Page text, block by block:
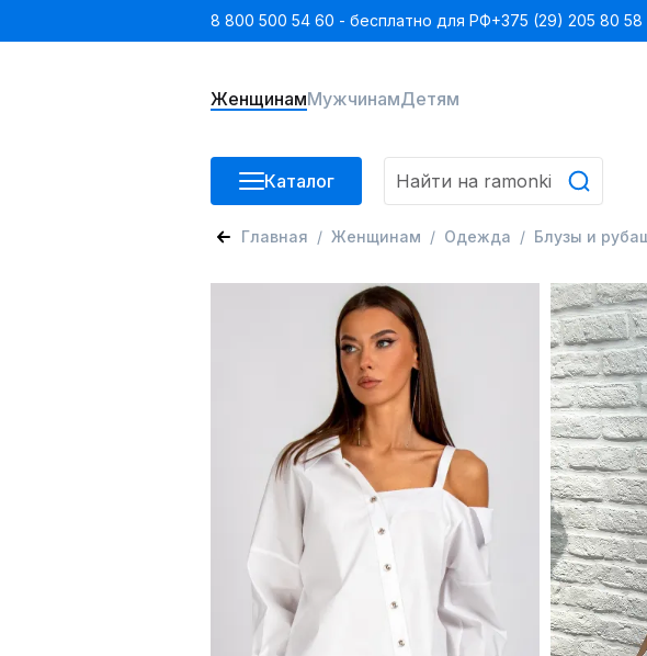
8 800 500 54 60 - бесплатно для РФ+375 (29) 205 80
ЖенщинамМужчинамДетям
Каталог
Главная Женщинам Одежда Блузы и